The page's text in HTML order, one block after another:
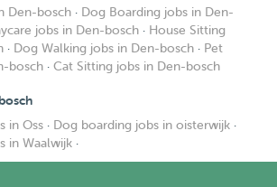
Den-bosch · Dog Boarding jobs in Den-
jobs in Den-bosch · House Sitting
· Dog Walking jobs in Den-bosch · Pet
bosch · Cat Sitting jobs in Den-bosch
in Oss · Dog boarding jobs in oisterwijk ·
in Waalwijk ·